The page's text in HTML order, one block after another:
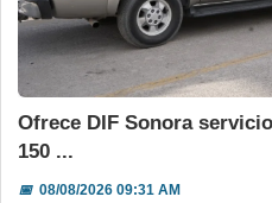
Ofrece DIF Sonora
150 ...
📅08/08/2026 09:31 AM